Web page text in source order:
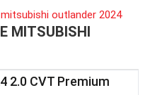
outlander 2024
MITSUBISHI
2.0 CVT Premium